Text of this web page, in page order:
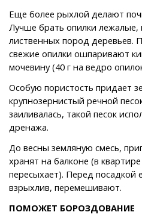
Еще более рыхлой делают
Лучше брать опилки лежалые,
лиственных пород деревьев.
свежие опилки ошпаривают
мочевину (40 г на ведро
Особую пористость придает
крупнозернистый речной
заиливалась, такой песок
дренажа.
До весны земляную смесь,
хранят на балконе (в
пересыхает). Перед посадкой
взрыхлив, перемешивают.
ПОМОЖЕТ БОРОЗДОВАНИЕ